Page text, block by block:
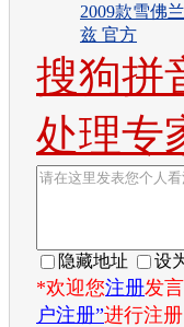
2009款雪佛
兹 官方
搜狗拼
处理专
隐藏地址 设
*欢迎您注册发
户注册”进行注册